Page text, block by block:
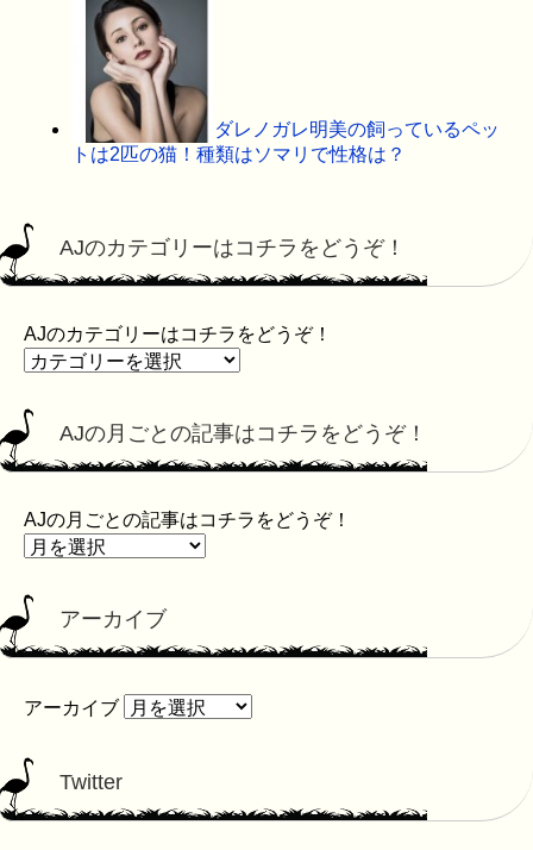
ダレノガレ明美の飼っているペッ
トは2匹の猫！種類はソマリで性格は？
AJのカテゴリーはコチラをどうぞ！
AJのカテゴリーはコチラをどうぞ！
AJの月ごとの記事はコチラをどうぞ！
AJの月ごとの記事はコチラをどうぞ！
アーカイブ
アーカイブ
Twitter